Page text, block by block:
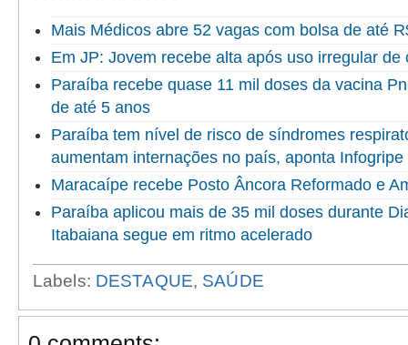
Mais Médicos abre 52 vagas com bolsa de até
Em JP: Jovem recebe alta após uso irregular de
Paraíba recebe quase 11 mil doses da vacina
de até 5 anos
Paraíba tem nível de risco de síndromes
aumentam internações no país, aponta Infogripe
Maracaípe recebe Posto Âncora Reformado e
Paraíba aplicou mais de 35 mil doses durante
Itabaiana segue em ritmo acelerado
Labels: DESTAQUE, SAÚDE